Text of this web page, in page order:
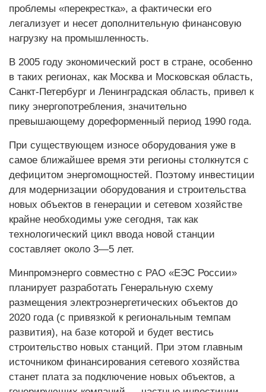
проблемы «перекрестка», а фактически его
легализует и несет дополнительную финансовую
нагрузку на промышленность.
В 2005 году экономический рост в стране, особенно
в таких регионах, как Москва и Московская область,
Санкт-Петербург и Ленинградская область, привел к
пику энергопотребления, значительно
превышающему дореформенный период 1990 года.
При существующем износе оборудования уже в
самое ближайшее время эти регионы столкнутся с
дефицитом энергомощностей. Поэтому инвестиции
для модернизации оборудования и строительства
новых объектов в генерации и сетевом хозяйстве
крайне необходимы уже сегодня, так как
технологический цикл ввода новой станции
составляет около 3—5 лет.
Минпромэнерго совместно с РАО «ЕЭС России»
планирует разработать Генеральную схему
размещения электроэнергетических объектов до
2020 года (с привязкой к региональным темпам
развития), на базе которой и будет вестись
строительство новых станций. При этом главным
источником финансирования сетевого хозяйства
станет плата за подключение новых объектов, а